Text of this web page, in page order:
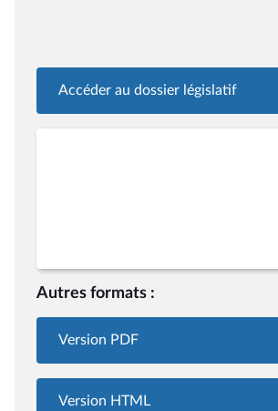
Accéder au dossier législatif
Autres formats :
Version PDF
Version HTML